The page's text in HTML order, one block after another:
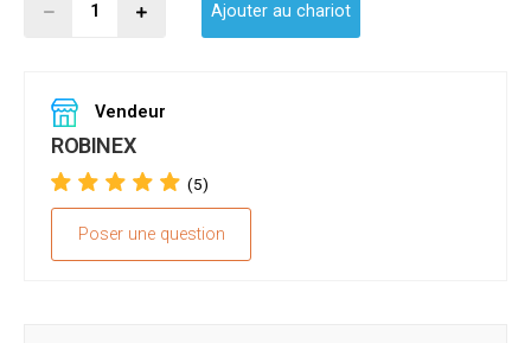
Ajouter au chariot
Vendeur
ROBINEX
(5)
Poser une question